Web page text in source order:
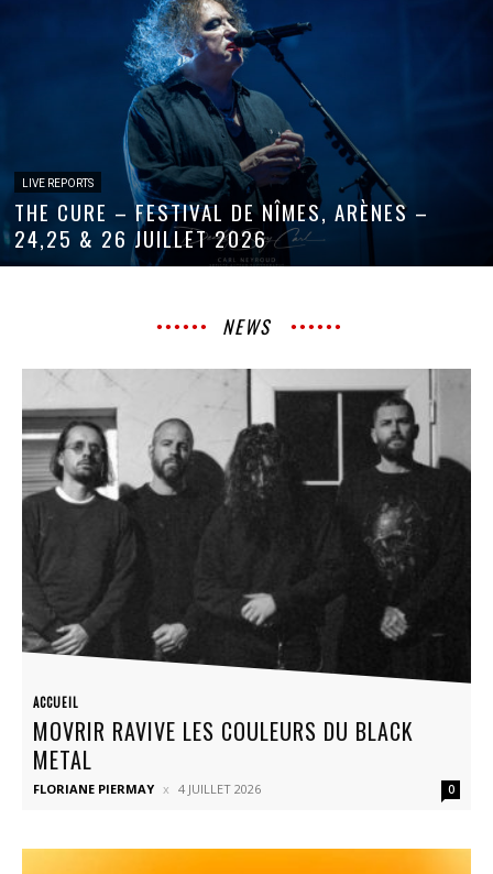
LIVE REPORTS
THE CURE – FESTIVAL DE NÎMES, ARÈNES –
24,25 & 26 JUILLET 2026
NEWS
ACCUEIL
MOVRIR RAVIVE LES COULEURS DU BLACK
METAL
FLORIANE PIERMAY 4 JUILLET 2026 0